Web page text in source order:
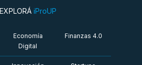
EXPLORÁ iProUP
Economía
Digital
Finanzas 4.0